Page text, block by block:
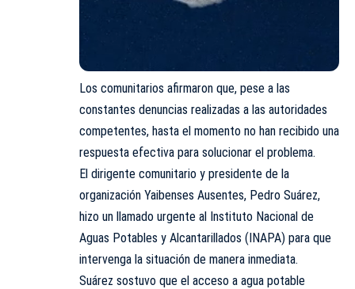
Los comunitarios afirmaron que, pese a las
constantes denuncias realizadas a las autoridades
competentes, hasta el momento no han recibido una
respuesta efectiva para solucionar el problema.
El dirigente comunitario y presidente de la
organización Yaibenses Ausentes, Pedro Suárez,
hizo un llamado urgente al Instituto Nacional de
Aguas Potables y Alcantarillados (INAPA) para que
intervenga la situación de manera inmediata.
Suárez sostuvo que el acceso a agua potable